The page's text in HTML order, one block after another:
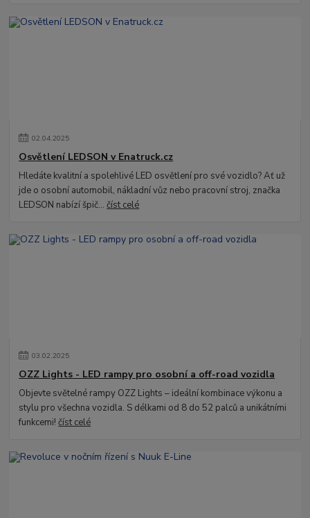
02.04.2025
Osvětlení LEDSON v Enatruck.cz
Hledáte kvalitní a spolehlivé LED osvětlení pro své vozidlo? Ať už
jde o osobní automobil, nákladní vůz nebo pracovní stroj, značka
LEDSON nabízí špič...číst celé
03.02.2025
OZZ Lights - LED rampy pro osobní a off-road vozidla
Objevte světelné rampy OZZ Lights – ideální kombinace výkonu a
stylu pro všechna vozidla. S délkami od 8 do 52 palců a unikátními
funkcemi!číst celé